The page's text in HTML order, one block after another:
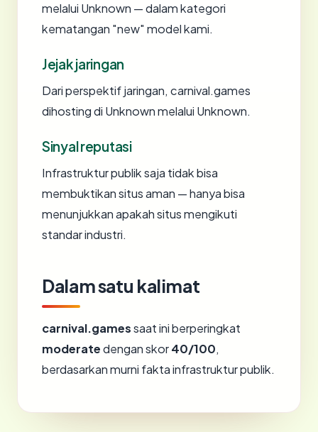
melalui Unknown — dalam kategori
kematangan "new" model kami.
Jejak jaringan
Dari perspektif jaringan, carnival.games
dihosting di Unknown melalui Unknown.
Sinyal reputasi
Infrastruktur publik saja tidak bisa
membuktikan situs aman — hanya bisa
menunjukkan apakah situs mengikuti
standar industri.
Dalam satu kalimat
carnival.gamessaat ini berperingkat
moderatedengan skor40/100,
berdasarkan murni fakta infrastruktur publik.